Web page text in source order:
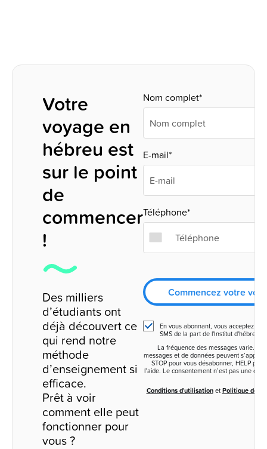
Votre
voyage en
hébreu est
sur le point
de
commencer
!
Des milliers
d’étudiants ont
déjà découvert ce
qui rend notre
méthode
d’enseignement si
efficace.
Prêt à voir
comment elle peut
fonctionner pour
vous ?
Nom complet*
E-mail*
Téléphone*
Commencez votre
En vous abonnant, vous acceptez de
SMS de la part de l'Institut d'hébreu
La fréquence des messages varie.
messages et de données peuvent
STOP pour vous désabonner, HELP
l’aide. Le consentement n’est pas une
Conditions d'utilisationet Politique de